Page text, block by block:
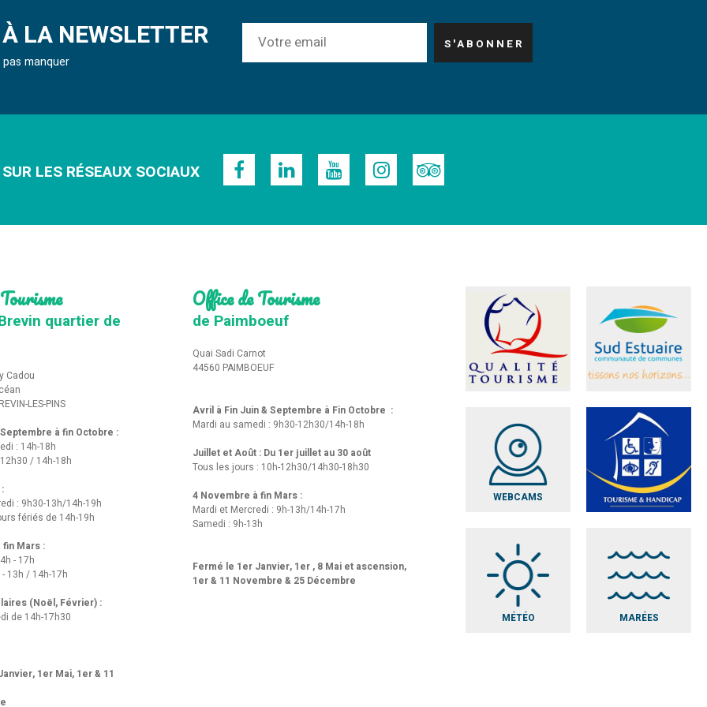
LA NEWSLETTER
manquer
LES RÉSEAUX SOCIAUX
quartier de
Cadou
LES-PINS
à fin Octobre :
: 14h-18h
/ 14h-18h
: 9h30-13h/14h-19h
fériés de 14h-19h
Mars :
- 17h
13h / 14h-17h
(Noël, Février) :
de 14h-17h30
1er Mai, 1er & 11
Office de Tourisme
de Paimboeuf
Quai Sadi Carnot
44560 PAIMBOEUF
Avril à Fin Juin & Septembre à Fin Octobre :
Mardi au samedi : 9h30-12h30/14h-18h
Juillet et Août : Du 1er juillet au 30 août
Tous les jours : 10h-12h30/14h30-18h30
4 Novembre à fin Mars :
Mardi et Mercredi : 9h-13h/14h-17h
Samedi : 9h-13h
Fermé le 1er Janvier, 1er , 8 Mai et ascension,
1er & 11 Novembre & 25 Décembre
WEBCAMS
MÉTÉO MARÉES